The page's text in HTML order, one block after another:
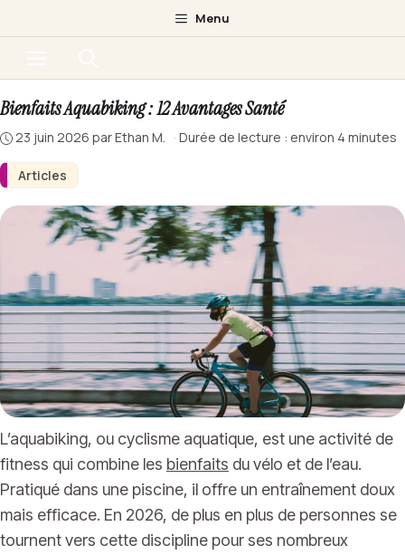
au
Menu
Articles
Bienfaits Aquabiking : 12 Avantages Santé
23 juin 2026 parEthan M. · Durée de lecture : environ 4 minutes
L’aquabiking, ou cyclisme aquatique, est une activité de
fitness qui combine les bienfaits du vélo et de l’eau.
Pratiqué dans une piscine, il offre un entraînement doux
mais efficace. En 2026, de plus en plus de personnes se
tournent vers cette discipline pour ses nombreux